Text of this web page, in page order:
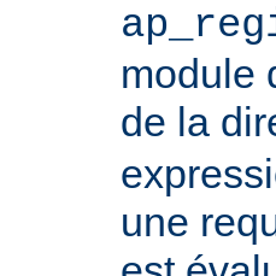
module
de la
une